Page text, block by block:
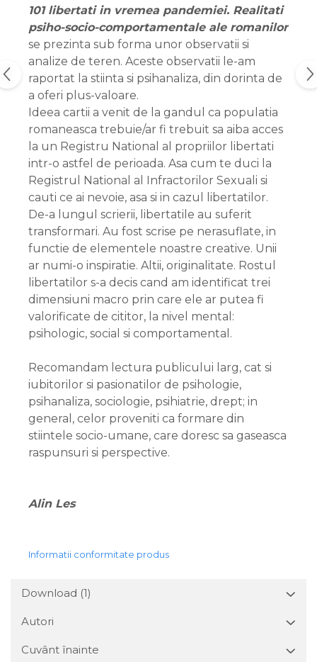
101 libertati in vremea pandemiei. Realitati
psiho-socio-comportamentale ale romanilor
se prezinta sub forma unor observatii si
analize de teren. Aceste observatii le-am
raportat la stiinta si psihanaliza, din dorinta de
a oferi plus-valoare.
Ideea cartii a venit de la gandul ca populatia
romaneasca trebuie/ar fi trebuit sa aiba acces
la un Registru National al propriilor libertati
intr-o astfel de perioada. Asa cum te duci la
Registrul National al Infractorilor Sexuali si
cauti ce ai nevoie, asa si in cazul libertatilor.
De-a lungul scrierii, libertatile au suferit
transformari. Au fost scrise pe nerasuflate, in
functie de elementele noastre creative. Unii
ar numi-o inspiratie. Altii, originalitate. Rostul
libertatilor s-a decis cand am identificat trei
dimensiuni macro prin care ele ar putea fi
valorificate de cititor, la nivel mental:
psihologic, social si comportamental.
Recomandam lectura publicului larg, cat si
iubitorilor si pasionatilor de psihologie,
psihanaliza, sociologie, psihiatrie, drept; in
general, celor proveniti ca formare din
stiintele socio-umane, care doresc sa gaseasca
raspunsuri si perspective.
Alin Les
Informatii conformitate produs
Download (1)
Autori
Cuvânt înainte